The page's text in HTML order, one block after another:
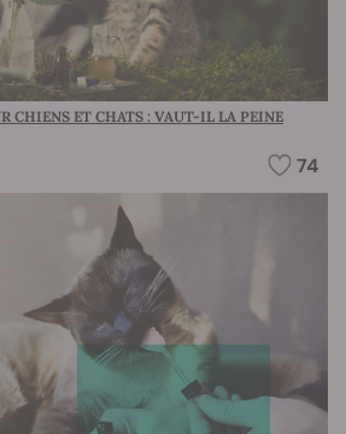
CHIENS ET CHATS : VAUT-IL LA PEINE
74